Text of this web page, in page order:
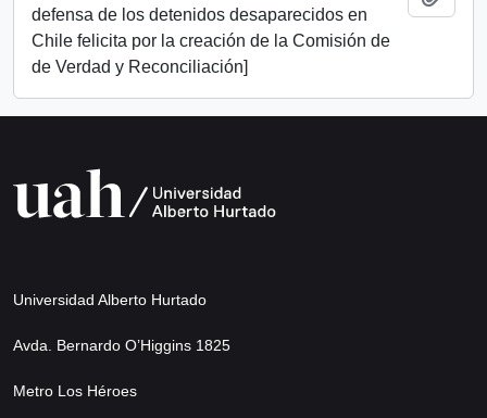
defensa de los detenidos desaparecidos en
Chile felicita por la creación de la Comisión de
de Verdad y Reconciliación]
Universidad Alberto Hurtado
Avda. Bernardo O’Higgins 1825
Metro Los Héroes